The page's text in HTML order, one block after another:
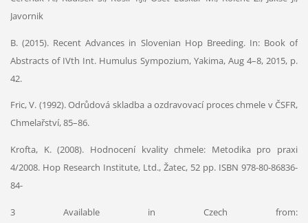
Javornik
B. (2015). Recent Advances in Slovenian Hop Breeding. In: Book of
Abstracts of IVth Int. Humulus Sympozium, Yakima, Aug 4–8, 2015, p.
42.
Fric, V. (1992). Odrůdová skladba a ozdravovací proces chmele v ČSFR,
Chmelařství, 85–86.
Krofta, K. (2008). Hodnocení kvality chmele: Metodika pro praxi
4/2008. Hop Research Institute, Ltd., Žatec, 52 pp. ISBN 978-80-86836-
84-
3 Available in Czech from: